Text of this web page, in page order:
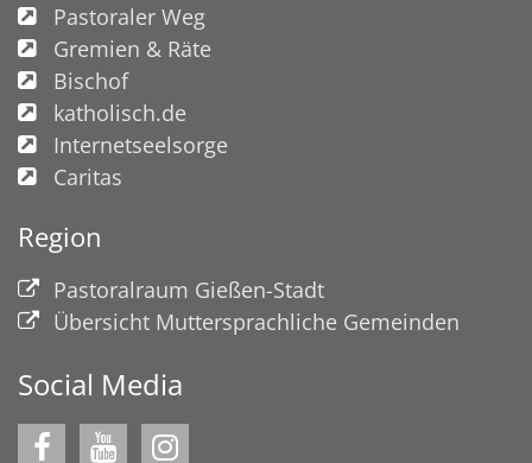
Pastoraler Weg
Gremien & Räte
Bischof
katholisch.de
Internetseelsorge
Caritas
Region
Pastoralraum Gießen-Stadt
Übersicht Muttersprachliche Gemeinden
Social Media